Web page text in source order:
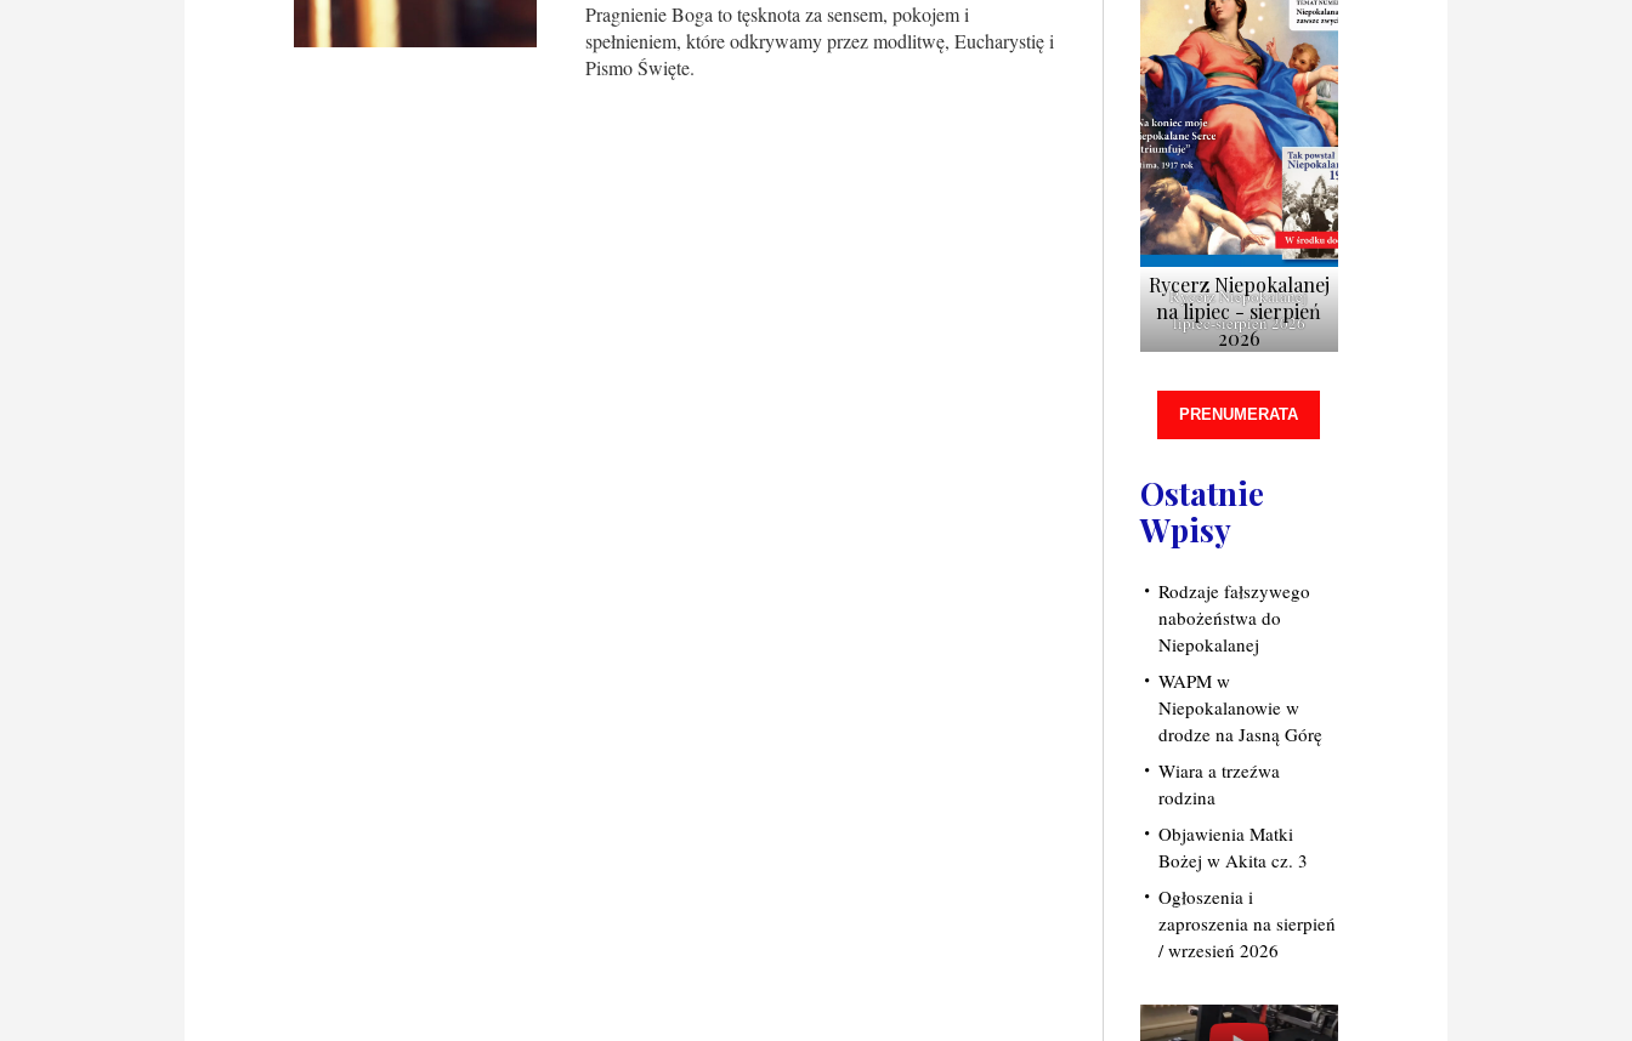
Pragnienie Boga to tęsknota za sensem, pokojem i
spełnieniem, które odkrywamy przez modlitwę, Eucharystię i
Pismo Święte.
Rycerz Niepokalanej
lipiec-sierpień 2026
Rycerz Niepokalanej
na lipiec - sierpień
2026
PRENUMERATA
Ostatnie
Wpisy
Rodzaje fałszywego
nabożeństwa do
Niepokalanej
WAPM w
Niepokalanowie w
drodze na Jasną Górę
Wiara a trzeźwa
rodzina
Objawienia Matki
Bożej w Akita cz. 3
Ogłoszenia i
zaproszenia na sierpień
/ wrzesień 2026